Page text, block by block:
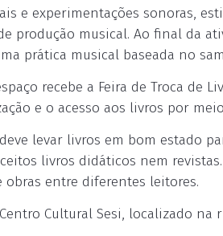
e experimentações sonoras,
produção musical. Ao final da
prática musical baseada no
recebe a Feira de Troca de
e o acesso aos livros por
levar livros em bom estado
livros didáticos nem
entre diferentes leitores.
Cultural Sesi, localizado na